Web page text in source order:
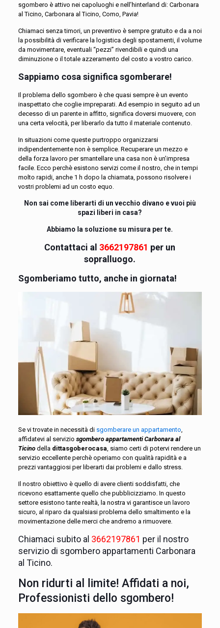
sgombero è attivo nei capoluoghi e nell’hinterland di: Carbonara
al Ticino, Carbonara al Ticino, Como, Pavia!
Chiamaci senza timori, un preventivo è sempre gratuito e da a noi
la possibilità di verificare la logistica degli spostamenti, il volume
da movimentare, eventuali “pezzi” rivendibili e quindi una
diminuzione o il totale azzeramento del costo a vostro carico.
Sappiamo cosa significa sgomberare!
Il problema dello sgombero è che quasi sempre è un evento
inaspettato che coglie impreparati. Ad esempio in seguito ad un
decesso di un parente in affitto, significa doversi muovere, con
una certa velocità, per liberarlo da tutto il materiale contenuto.
In situazioni come queste purtroppo organizzarsi
indipendentemente non è semplice. Recuperare un mezzo e
della forza lavoro per smantellare una casa non è un’impresa
facile. Ecco perchè esistono servizi come il nostro, che in tempi
molto rapidi, anche 1 h dopo la chiamata, possono risolvere i
vostri problemi ad un costo equo.
Non sai come liberarti di un vecchio divano e vuoi più
spazi liberi in casa?
Abbiamo la soluzione su misura per te.
Contattaci al 3662197861 per un
sopralluogo.
Sgomberiamo tutto, anche in giornata!
Se vi trovate in necessità di sgomberare un appartamento
affidatevi al servizio sgombero appartamenti Carbonara al
Ticinodella dittasgoberocasa , siamo certi di potervi rendere un
servizio eccellente perchè operiamo con qualità rapidità e a
prezzi vantaggiosi per liberarti dai problemi e dallo stress.
Il nostro obiettivo è quello di avere clienti soddisfatti, che
ricevono esattamente quello che pubblicizziamo. In questo
settore esistono tante realtà, la nostra vi garantisce un lavoro
sicuro, al riparo da qualsiasi problema dello smaltimento e la
movimentazione delle merci che andremo a rimuovere.
Chiamaci subito al 3662197861 per il nostro
servizio di sgombero appartamenti Carbonara
al Ticino.
Non ridurti al limite! Affidati a noi,
Professionisti dello sgombero!